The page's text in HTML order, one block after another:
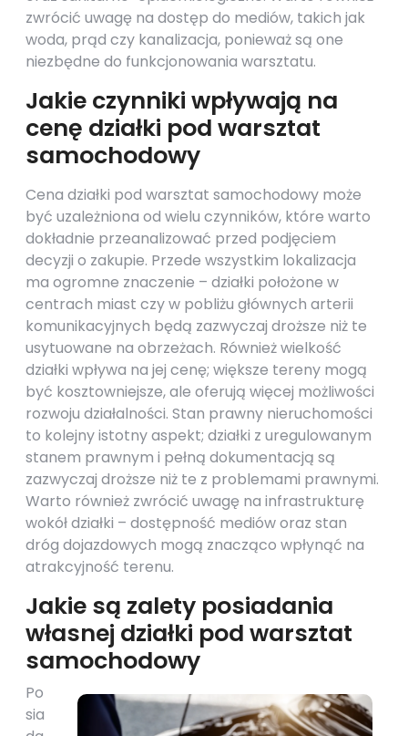
zwrócić uwagę na dostęp do mediów, takich jak
woda, prąd czy kanalizacja, ponieważ są one
niezbędne do funkcjonowania warsztatu.
Jakie czynniki wpływają na
cenę działki pod warsztat
samochodowy
Cena działki pod warsztat samochodowy może
być uzależniona od wielu czynników, które warto
dokładnie przeanalizować przed podjęciem
decyzji o zakupie. Przede wszystkim lokalizacja
ma ogromne znaczenie – działki położone w
centrach miast czy w pobliżu głównych arterii
komunikacyjnych będą zazwyczaj droższe niż te
usytuowane na obrzeżach. Również wielkość
działki wpływa na jej cenę; większe tereny mogą
być kosztowniejsze, ale oferują więcej możliwości
rozwoju działalności. Stan prawny nieruchomości
to kolejny istotny aspekt; działki z uregulowanym
stanem prawnym i pełną dokumentacją są
zazwyczaj droższe niż te z problemami prawnymi.
Warto również zwrócić uwagę na infrastrukturę
wokół działki – dostępność mediów oraz stan
dróg dojazdowych mogą znacząco wpłynąć na
atrakcyjność terenu.
Jakie są zalety posiadania
własnej działki pod warsztat
samochodowy
Po
sia